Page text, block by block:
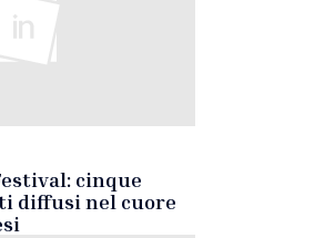
cinque
diffusi nel cuore